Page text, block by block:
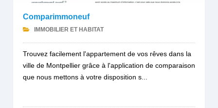
Comparimmoneuf
IMMOBILIER ET HABITAT
Trouvez facilement l'appartement de vos rêves dans la
ville de Montpellier grâce à l'application de comparaison
que nous mettons à votre disposition s...